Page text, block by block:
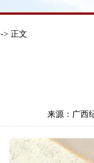
-> 正文
来源：广西